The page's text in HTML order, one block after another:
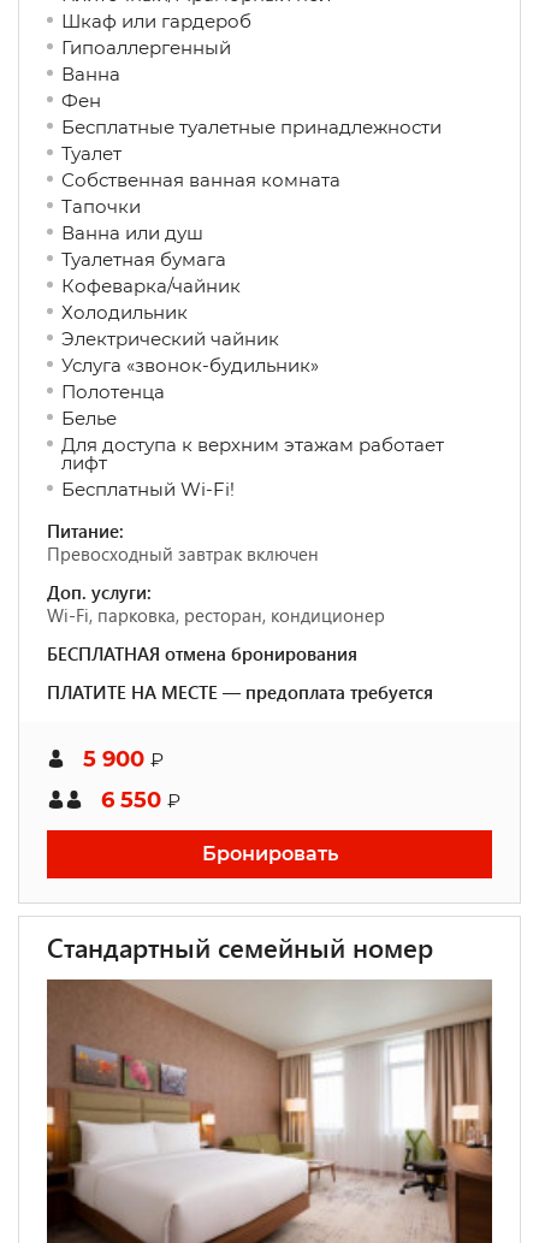
Шкаф или гардероб
Гипоаллергенный
Ванна
Фен
Бесплатные туалетные принадлежности
Туалет
Собственная ванная комната
Тапочки
Ванна или душ
Туалетная бумага
Кофеварка/чайник
Холодильник
Электрический чайник
Услуга «звонок-будильник»
Полотенца
Белье
Для доступа к верхним этажам работает
лифт
Бесплатный Wi-Fi!
Питание:
Превосходный завтрак включен
Доп. услуги:
Wi-Fi, парковка, ресторан, кондиционер
БЕСПЛАТНАЯ отмена бронирования
ПЛАТИТЕ НА МЕСТЕ — предоплата требуется
5 900 ₽
6 550 ₽
Бронировать
Стандартный семейный номер